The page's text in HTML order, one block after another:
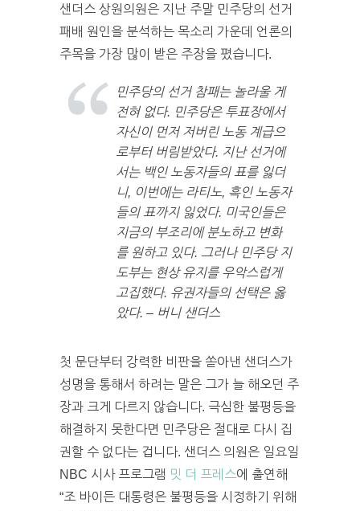
샌더스 상원의원은 지난 주말 민주당의 선거
패배 원인을 분석하는 목소리 가운데 언론의
주목을 가장 많이 받은 주장을 폈습니다.
민주당의 선거 참패는 놀라울 게
전혀 없다. 민주당은 투표장에서
자신이 먼저 저버린 노동 계급으
로부터 버림받았다. 지난 선거에
서는 백인 노동자들의 표를 잃더
니, 이번에는 라티노, 흑인 노동자
들의 표까지 잃었다. 미국인들은
지금의 부조리에 분노하고 변화
를 원하고 있다. 그러나 민주당 지
도부는 현상 유지를 우악스럽게
고집했다. 유권자들의 선택은 옳
았다. – 버니 샌더스
첫 문단부터 강력한 비판을 쏟아낸 샌더스가
성명을 통해서 하려는 말은 그가 늘 해오던 주
장과 크게 다르지 않습니다. 극심한 불평등을
해결하지 못한다면 민주당은 절대로 다시 집
권할 수 없다는 겁니다. 샌더스 의원은 일요일
NBC 시사 프로그램 밋 더 프레스에 출연해
“조 바이든 대통령은 불평등을 시정하기 위해